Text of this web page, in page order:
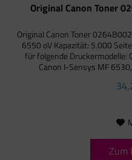
Original Canon Toner
Original Canon Toner
6550 oV Kapazität: 5.000
für folgende Druckermodelle:
Canon I-Sensys MF
Zum